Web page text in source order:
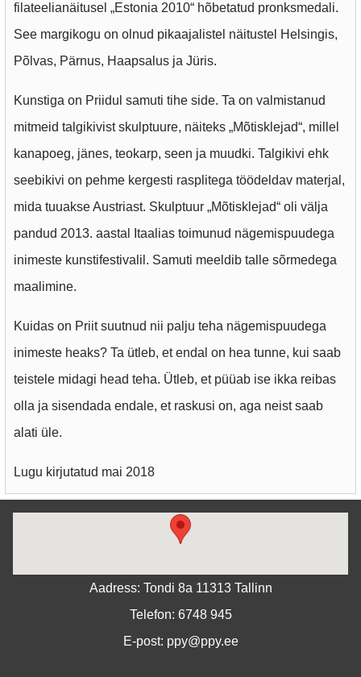
filateelianäitusel „Estonia 2010“ hõbetatud pronksmedali.
See margikogu on olnud pikaajalistel näitustel Helsingis,
Põlvas, Pärnus, Haapsalus ja Jüris.
Kunstiga on Priidul samuti tihe side. Ta on valmistanud
mitmeid talgikivist skulptuure, näiteks „Mõtisklejad“, millel
kanapoeg, jänes, teokarp, seen ja muudki. Talgikivi ehk
seebikivi on pehme kergesti rasplitega töödeldav materjal,
mida tuuakse Austriast. Skulptuur „Mõtisklejad“ oli välja
pandud 2013. aastal Itaalias toimunud nägemispuudega
inimeste kunstifestivalil. Samuti meeldib talle sõrmedega
maalimine.
Kuidas on Priit suutnud nii palju teha nägemispuudega
inimeste heaks? Ta ütleb, et endal on hea tunne, kui saab
teistele midagi head teha. Ütleb, et püüab ise ikka reibas
olla ja sisendada endale, et raskusi on, aga neist saab
alati üle.
Lugu kirjutatud mai 2018
Aadress: Tondi 8a 11313 Tallinn
Telefon: 6748 945
E-post: ppy@ppy.ee